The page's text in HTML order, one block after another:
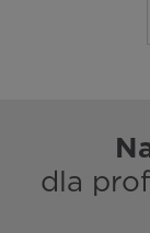
dla